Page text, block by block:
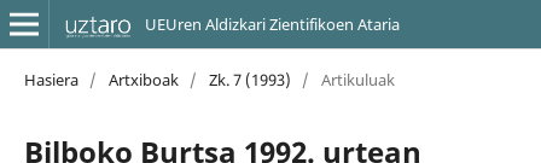
UEUren Aldizkari Zientifikoen Ataria
Hasiera / Artxiboak / Zk. 7 (1993) / Artikuluak
Bilboko Burtsa 1992. urtean